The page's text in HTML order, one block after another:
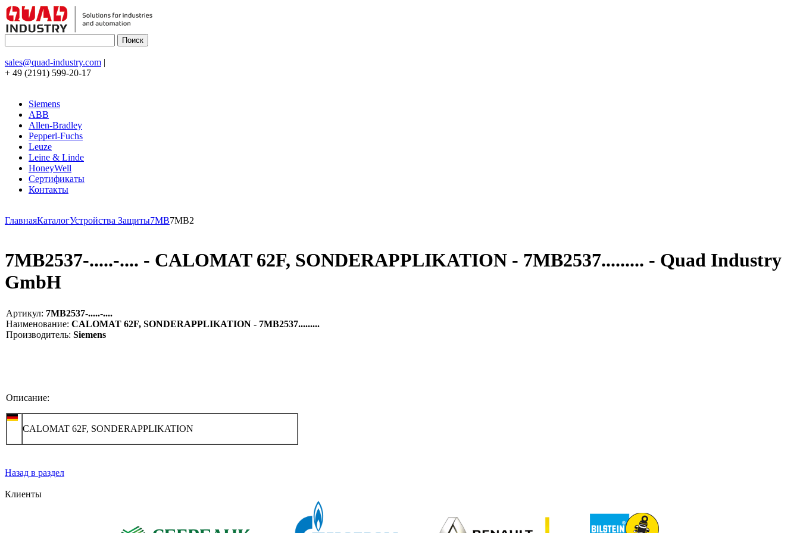
sales@quad-industry.com |
+ 49 (2191) 599-20-17
Siemens
ABB
Allen-Bradley
Pepperl-Fuchs
Leuze
Leine & Linde
HoneyWell
Сертификаты
Контакты
ГлавнаяКаталогУстройства Защиты7MB7MB2
7MB2537-.....-.... - CALOMAT 62F, SONDERAPPLIKATION - 7MB2537......... - Quad Industry
GmbH
Артикул: 7MB2537-.....-....
Наименование: CALOMAT 62F, SONDERAPPLIKATION - 7MB2537.........
Производитель: Siemens
Описание:
CALOMAT 62F, SONDERAPPLIKATION
Назад в раздел
Клиенты